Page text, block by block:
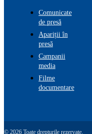
Comunicate
de presă
Apariții în
presă
Campanii
media
Filme
documentare
© 2026 Toate drepturile rezervate.